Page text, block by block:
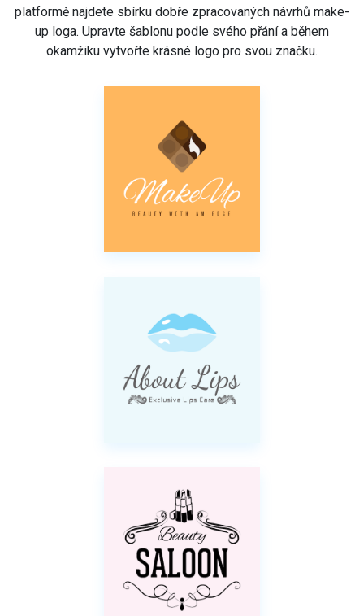
platformě najdete sbírku dobře zpracovaných návrhů make-
up loga. Upravte šablonu podle svého přání a během
okamžiku vytvořte krásné logo pro svou značku.